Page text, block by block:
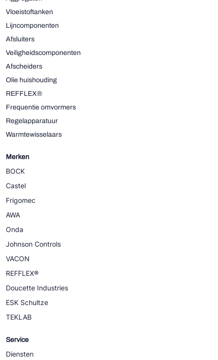
Vloeistoftanken
Lijncomponenten
Afsluiters
Veiligheidscomponenten
Afscheiders
Olie huishouding
REFFLEX®
Frequentie omvormers
Regelapparatuur
Warmtewisselaars
Merken
BOCK
Castel
Frigomec
AWA
Onda
Johnson Controls
VACON
REFFLEX®
Doucette Industries
ESK Schultze
TEKLAB
Service
Diensten